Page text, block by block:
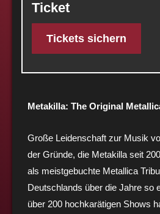
Ticket
Tickets sichern
Metakilla: The Original
Große Leidenschaft zur Musik
der Gründe, die Metakilla seit
als meistgebuchte Metallica
Deutschlands über die Jahre so
über 200 hochkarätigen Shows